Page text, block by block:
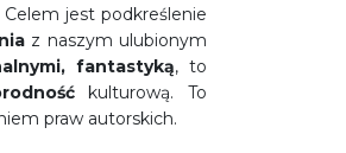
Celem jest podkreślenie
z naszym ulubionym
fantastyką, to
kulturową. To
praw autorskich.